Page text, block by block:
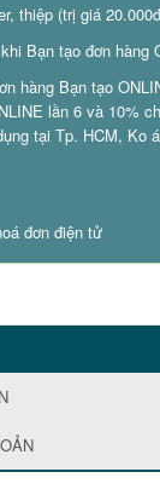
thiệp (trị giá
Bạn tạo đơn hàng
hàng Bạn tạo
lần 6 và 10%
tại Tp. HCM, Ko
đơn điện tử